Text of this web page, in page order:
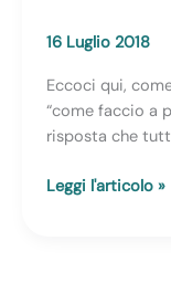
in
estate
16 Luglio 2018
Eccoci qui,
“come faccio a
risposta che
Dimagrire
Leggi l'articolo »